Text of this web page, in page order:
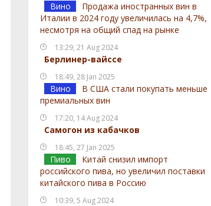
Вино
Продажа иностранных вин в
Италии в 2024 году увеличилась на 4,7%,
несмотря на общий спад на рынке
13:29, 21 Aug 2024
Берлинер-вайссе
18:49, 28 Jan 2025
Вино
В США стали покупать меньше
премиальных вин
17:20, 14 Aug 2024
Самогон из кабачков
18:45, 27 Jan 2025
Пиво
Китай снизил импорт
российского пива, но увеличил поставки
китайского пива в Россию
10:39, 5 Aug 2024